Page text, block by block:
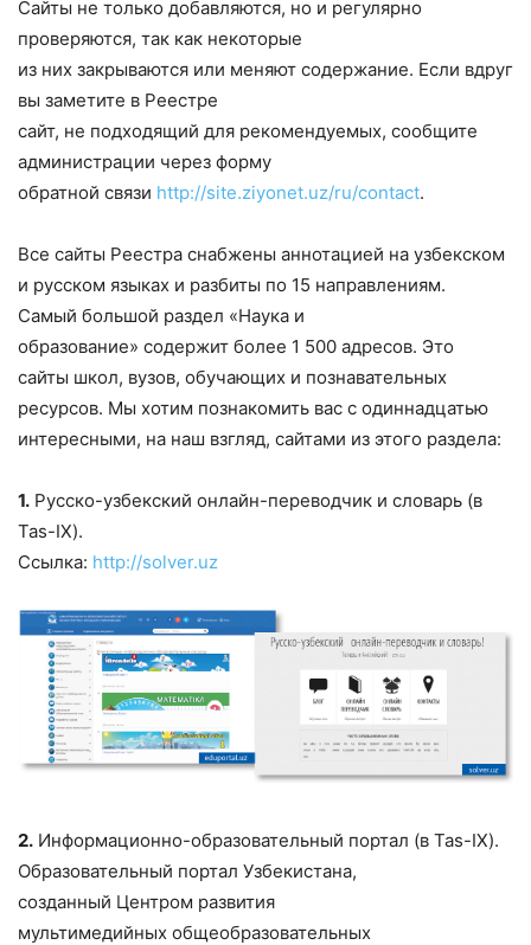
Сайты не только добавляются, но и регулярно
проверяются, так как некоторые
из них закрываются или меняют содержание. Если вдруг
вы заметите в Реестре
сайт, не подходящий для рекомендуемых, сообщите
администрации через форму
обратной связи http://site.ziyonet.uz/ru/contact.
Все сайты Реестра снабжены аннотацией на узбекском
и русском языках и разбиты по 15 направлениям.
Самый большой раздел «Наука и
образование» содержит более 1 500 адресов. Это
сайты школ, вузов, обучающих и познавательных
ресурсов. Мы хотим познакомить вас с одиннадцатью
интересными, на наш взгляд, сайтами из этого раздела:
1. Русско-узбекский онлайн-переводчик и словарь (в
Tas-IX).
Ссылка: http://solver.uz
2. Информационно-образовательный портал (в Tas-IX).
Образовательный портал Узбекистана,
созданный Центром развития
мультимедийных общеобразовательных